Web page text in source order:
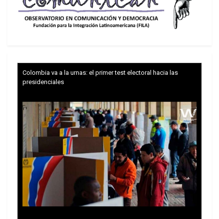
personales por sobre los Códigos, señala el diario
El Cronista
Hoy, el gobierno libertario de Javier Milei parece
apurado por clausurar la causa por la voladura de
la mutual judía AMIA (el 18 de julio de 1994), y el
juez Rafael Rafecas reactivó el expediente del
“Memorando de entendimiento con Irán”,
horneada con el fuego del lawfare, donde -¡oh
sorpresa!- la principal acusada es la expresidenta
Colombia va a la urnas: el primer test electoral hacia las
presidenciales